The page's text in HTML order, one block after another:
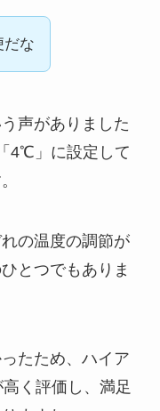
だな
声がありました
4℃」に設定して
の温度の調節が
とつでもありま
たため、ハイア
く評価し、満足